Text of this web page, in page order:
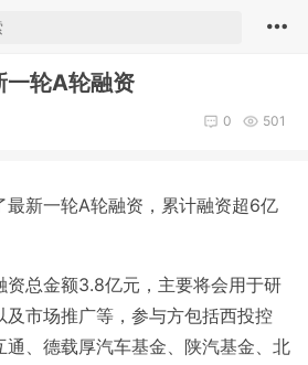
一轮A轮融资
501
0
最新一轮A轮融资，累计融资超6亿
资总金额3.8亿元，主要将会用于研
及市场推广等，参与方包括西投控
通、德载厚汽车基金、陕汽基金、北